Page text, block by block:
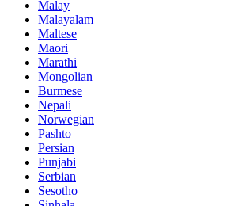
Malay
Malayalam
Maltese
Maori
Marathi
Mongolian
Burmese
Nepali
Norwegian
Pashto
Persian
Punjabi
Serbian
Sesotho